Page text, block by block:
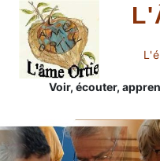
Voir, écouter,